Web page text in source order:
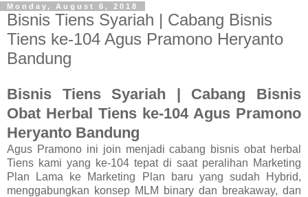
Monday, August 6, 2018
Bisnis Tiens Syariah | Cabang Bisnis
Tiens ke-104 Agus Pramono Heryanto
Bandung
Bisnis Tiens Syariah | Cabang Bisnis
Obat Herbal Tiens ke-104 Agus Pramono
Heryanto Bandung
Agus Pramono ini join menjadi cabang bisnis obat herbal
Tiens kami yang ke-104 tepat di saat peralihan Marketing
Plan Lama ke Marketing Plan baru yang sudah Hybrid,
menggabungkan konsep MLM binary dan breakaway, dan